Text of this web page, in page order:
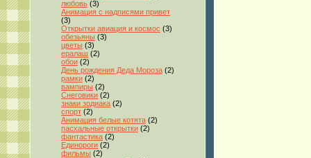
любовь (3)
Анимация с надписями привет
(3)
Открытки авиация и космос (3)
обезьяны (3)
цветы (3)
ералаш (2)
обои (2)
День рождения Деда Мороза (2)
рамки (2)
вампиры (2)
Снеговики (2)
знаки зодиака (2)
спорт (2)
Анимация белые котята (2)
пасхальные открытки (2)
фантастика (2)
Единороги (2)
фильмы (2)